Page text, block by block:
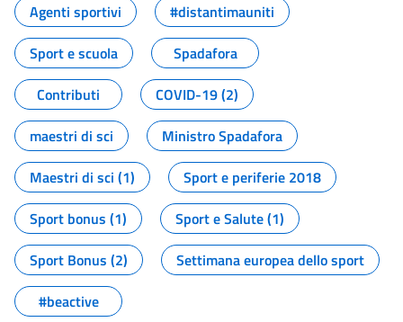
Agenti sportivi
#distantimauniti
Sport e scuola
Spadafora
Contributi
COVID-19 (2)
maestri di sci
Ministro Spadafora
Maestri di sci (1)
Sport e periferie 2018
Sport bonus (1)
Sport e Salute (1)
Sport Bonus (2)
Settimana europea dello sport
#beactive